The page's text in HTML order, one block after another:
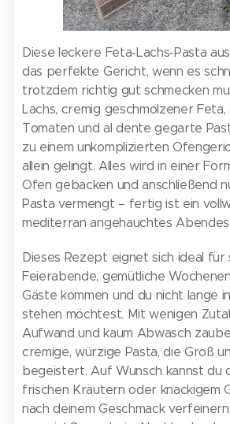
Diese leckere Feta-Lachs-Pasta
das perfekte Gericht, wenn es
trotzdem richtig gut schmecken
Lachs, cremig geschmolzener
Tomaten und al dente gegarte
zu einem unkomplizierten
allein gelingt. Alles wird in einer
Ofen gebacken und anschließend
Pasta vermengt – fertig ist ein
mediterran angehauchtes
Dieses Rezept eignet sich ideal für
Feierabende, gemütliche
Gäste kommen und du nicht lange
stehen möchtest. Mit wenigen
Aufwand und kaum Abwasch
cremige, würzige Pasta, die Groß
begeistert. Auf Wunsch kannst du
frischen Kräutern oder knackigem
nach deinem Geschmack